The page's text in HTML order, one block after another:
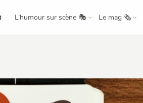
L’humour sur scène 🎭 Le mag 🗞️